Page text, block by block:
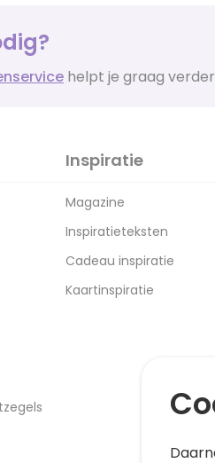
helpt je graag
Inspiratie
Magazine
Inspiratieteksten
Cadeau inspiratie
Kaartinspiratie